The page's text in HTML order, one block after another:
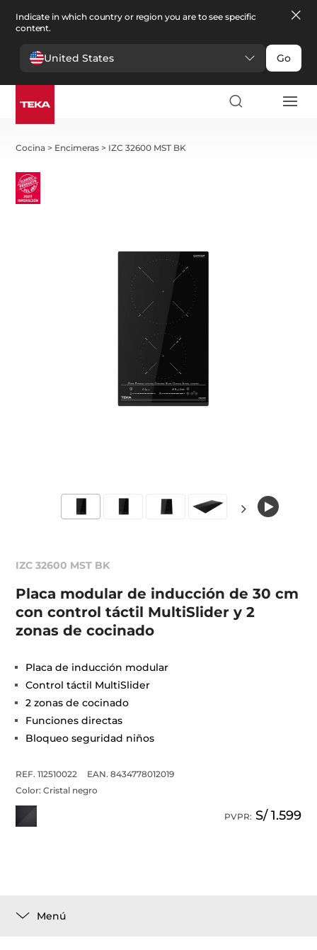
Indicate in which country or region you are to see specific
content.
United States Go
Cocina > Encimeras > IZC 32600 MST BK
IZC 32600 MST BK
Placa modular de inducción de 30 cm
con control táctil MultiSlider y 2
zonas de cocinado
Placa de inducción modular
Control táctil MultiSlider
2 zonas de cocinado
Funciones directas
Bloqueo seguridad niños
REF. 112510022
EAN. 8434778012019
Color:Cristal negro
PVPR: S/ 1.599
Menú